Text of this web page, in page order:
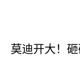
莫迪开大！